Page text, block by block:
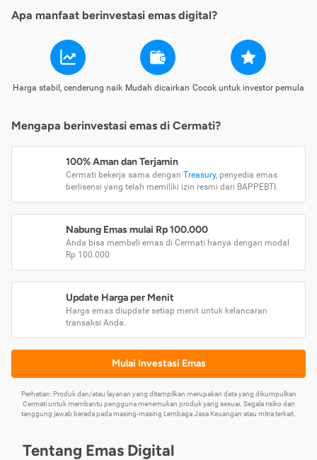
Apa manfaat berinvestasi emas digital?
Harga stabil, cenderung naik Mudah dicairkan Cocok untuk investor pemula
Mengapa berinvestasi emas di Cermati?
100% Aman dan Terjamin
Cermati bekerja sama dengan Treasury, penyedia emas
berlisensi yang telah memiliki izin resmi dari BAPPEBTI.
Nabung Emas mulai Rp 100.000
Anda bisa membeli emas di Cermati hanya dengan modal
Rp 100.000
Update Harga per Menit
Harga emas diupdate setiap menit untuk kelancaran
transaksi Anda.
Mulai Investasi Emas
Perhatian: Produk dan/atau layanan yang ditampilkan merupakan data yang dikumpulkan
Cermati untuk membantu pengguna menemukan produk yang sesuai. Segala risiko dan
tanggung jawab berada pada masing-masing Lembaga Jasa Keuangan atau mitra terkait.
Tentang Emas Digital